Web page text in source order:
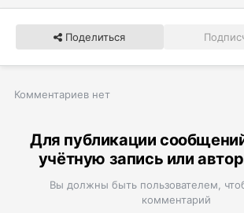
Поделиться
Комментариев нет
Для публикации
учётную запись или
Вы должны быть пользователем,
комментарий